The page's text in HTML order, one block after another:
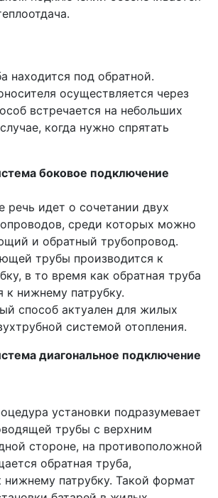
находится под обратной.
осуществляется через
встречается на небольших
когда нужно спрятать
боковое подключение
речь идет о сочетании двух
среди которых можно
и обратный трубопровод.
трубы производится к
в то время как обратная труба
к нижнему патрубку.
способ актуален для жилых
системой отопления.
диагональное подключение
установки подразумевает
трубы с верхним
стороне, на противоположной
обратная труба,
нижнему патрубку. Такой формат